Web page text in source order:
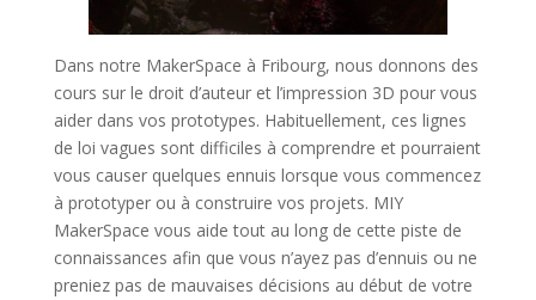
Dans notre MakerSpace à Fribourg, nous donnons des
cours sur le droit d’auteur et l’impression 3D pour vous
aider dans vos prototypes. Habituellement, ces lignes
de loi vagues sont difficiles à comprendre et pourraient
vous causer quelques ennuis lorsque vous commencez
à prototyper ou à construire vos projets. MIY
MakerSpace vous aide tout au long de cette piste de
connaissances afin que vous n’ayez pas d’ennuis ou ne
preniez pas de mauvaises décisions au début de votre